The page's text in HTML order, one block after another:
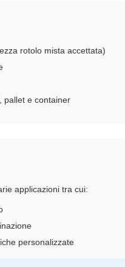
rotolo mista accettata)
pallet e container
applicazioni tra cui:
personalizzate